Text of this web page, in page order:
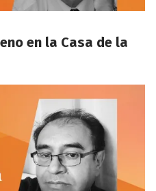
en la Casa de la